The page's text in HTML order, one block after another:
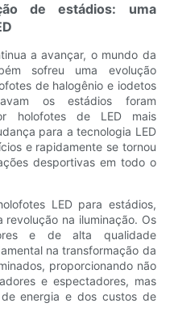
de estádios: uma
a avançar, o mundo da
sofreu uma evolução
de halogênio e iodetos
os estádios foram
holofotes de LED mais
para a tecnologia LED
e rapidamente se tornou
desportivas em todo o
LED para estádios,
na iluminação. Os
e de alta qualidade
na transformação da
proporcionando não
e espectadores, mas
energia e dos custos de